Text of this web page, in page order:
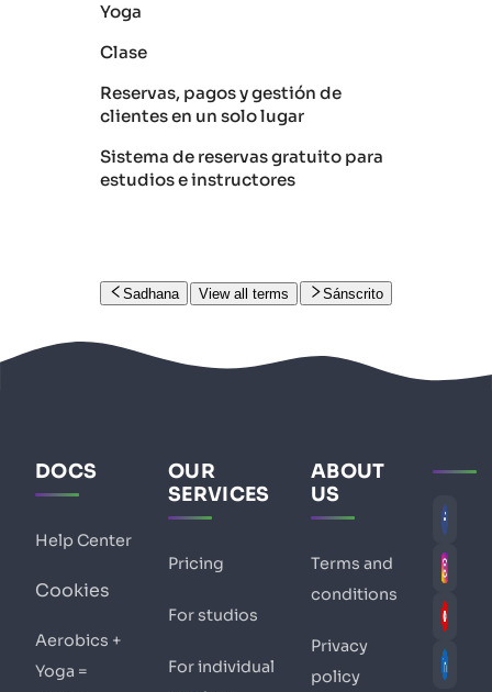
Yoga
Clase
Reservas, pagos y gestión de
clientes en un solo lugar
Sistema de reservas gratuito para
estudios e instructores
Sadhana View all terms Sánscrito
DOCS
Help Center
Cookies
Aerobics +
Yoga =
OUR
SERVICES
Pricing
For studios
For individual
ABOUT
US
Terms and
conditions
Privacy
policy